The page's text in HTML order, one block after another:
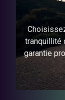
tranquillité
garantie